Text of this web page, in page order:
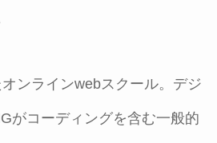
ンラインwebスクール。デジ
がコーディングを含む一般的